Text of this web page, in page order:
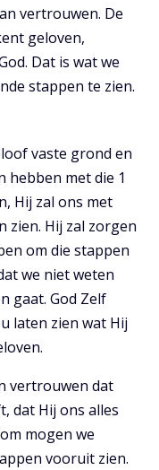
vertrouwen. De
geloven,
Dat is wat we
stappen te zien.
vaste grond en
hebben met die 1
Hij zal ons met
zien. Hij zal zorgen
om die stappen
we niet weten
gaat. God Zelf
laten zien wat Hij
vertrouwen dat
dat Hij ons alles
mogen we
vooruit zien.